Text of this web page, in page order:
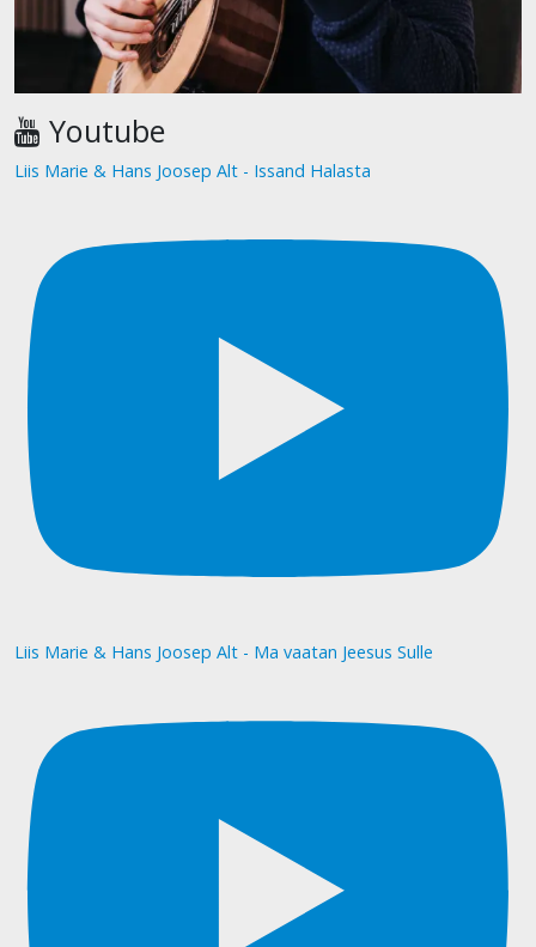
Youtube
Liis Marie & Hans Joosep Alt - Issand Halasta
Liis Marie & Hans Joosep Alt - Ma vaatan Jeesus Sulle